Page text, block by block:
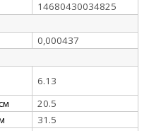
14680430034825
0,000437
6.13
20.5
31.5